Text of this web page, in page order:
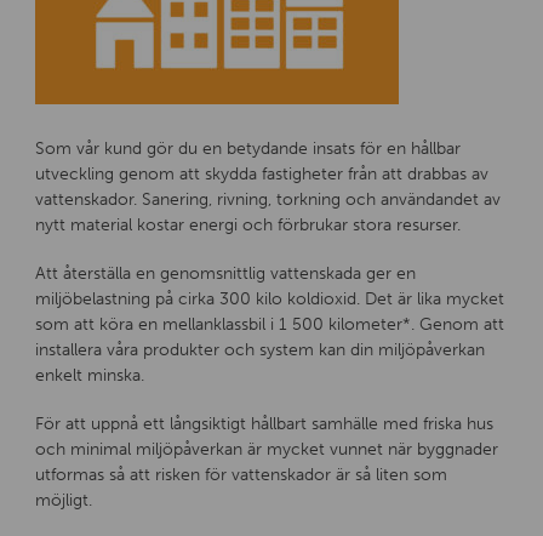
Som vår kund gör du en betydande insats för en hållbar
utveckling genom att skydda fastigheter från att drabbas av
vattenskador. Sanering, rivning, torkning och användandet av
nytt material kostar energi och förbrukar stora resurser.
Att återställa en genomsnittlig vattenskada ger en
miljöbelastning på cirka 300 kilo koldioxid. Det är lika mycket
som att köra en mellanklassbil i 1 500 kilometer*. Genom att
installera våra produkter och system kan din miljöpåverkan
enkelt minska.
För att uppnå ett långsiktigt hållbart samhälle med friska hus
och minimal miljöpåverkan är mycket vunnet när byggnader
utformas så att risken för vattenskador är så liten som
möjligt.